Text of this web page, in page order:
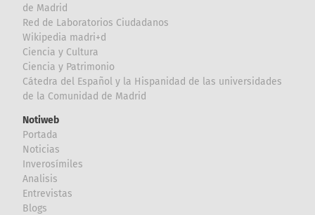
de Madrid
Red de Laboratorios Ciudadanos
Wikipedia madri+d
Ciencia y Cultura
Ciencia y Patrimonio
Cátedra del Español y la Hispanidad de las universidades
de la Comunidad de Madrid
Notiweb
Portada
Noticias
Inverosímiles
Analisis
Entrevistas
Blogs